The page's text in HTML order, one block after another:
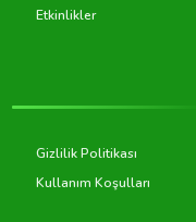
Etkinlikler
Gizlilik Politikası
Kullanım Koşulları